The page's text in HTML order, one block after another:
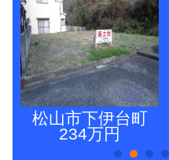
松山市下伊台町
234万円